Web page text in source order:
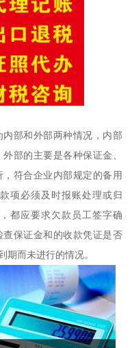
部和外部两种情况，内部
部的主要是各种保证金、
符合企业内部规定的备用
项必须及时报账处理或归
都应要求欠款员工签字确
保证金和的收款凭证是否
期而未进行的情况。